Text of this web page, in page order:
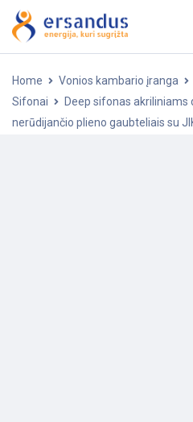
Home Vonios kambario įranga
Sifonai
Deep sifonas akriliniams
nerūdijančio plieno gaubteliais su